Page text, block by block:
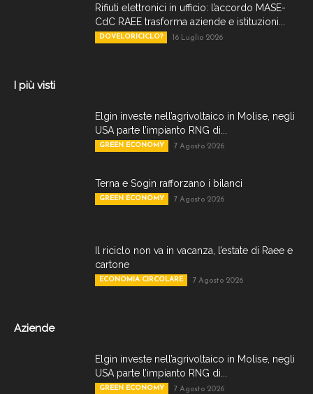
Rifiuti elettronici in ufficio: l’accordo MASE-
CdC RAEE trasforma aziende e istituzioni...
DOVELORICICLO? 16 Luglio 2026
I più visti
Elgin investe nell’agrivoltaico in Molise, negli
USA parte l’impianto RNG di...
GREEN ECONOMY 7 Agosto 2026
Terna e Sogin rafforzano i bilanci
GREEN ECONOMY 7 Agosto 2026
Il riciclo non va in vacanza, l’estate di Raee e
cartone
ECONOMIA CIRCOLARE 7 Agosto 2026
Aziende
Elgin investe nell’agrivoltaico in Molise, negli
USA parte l’impianto RNG di...
GREEN ECONOMY 7 Agosto 2026